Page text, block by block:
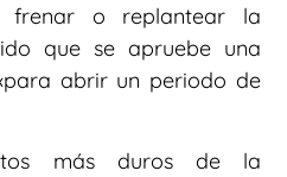
frenar o replantear la
que se apruebe una
abrir un periodo de
más duros de la